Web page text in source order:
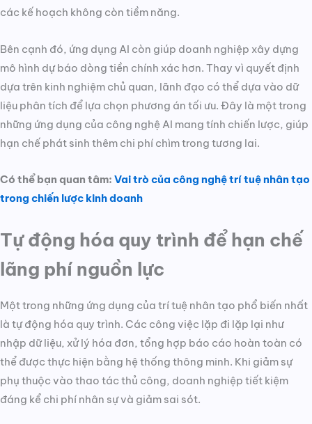
các kế hoạch không còn tiềm năng.
Bên cạnh đó, ứng dụng AI còn giúp doanh nghiệp xây dựng
mô hình dự báo dòng tiền chính xác hơn. Thay vì quyết định
dựa trên kinh nghiệm chủ quan, lãnh đạo có thể dựa vào dữ
liệu phân tích để lựa chọn phương án tối ưu. Đây là một trong
những ứng dụng của công nghệ AI mang tính chiến lược, giúp
hạn chế phát sinh thêm chi phí chìm trong tương lai.
Có thể bạn quan tâm: Vai trò của công nghệ trí tuệ nhân tạo
trong chiến lược kinh doanh
Tự động hóa quy trình để hạn chế
lãng phí nguồn lực
Một trong những ứng dụng của trí tuệ nhân tạo phổ biến nhất
là tự động hóa quy trình. Các công việc lặp đi lặp lại như
nhập dữ liệu, xử lý hóa đơn, tổng hợp báo cáo hoàn toàn có
thể được thực hiện bằng hệ thống thông minh. Khi giảm sự
phụ thuộc vào thao tác thủ công, doanh nghiệp tiết kiệm
đáng kể chi phí nhân sự và giảm sai sót.